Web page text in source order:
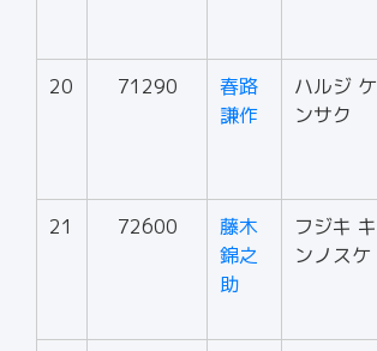
20 71290
春路
謙作
ハルジ ケ
ンサク
21 72600
藤木
錦之
助
フジキ キ
ンノスケ